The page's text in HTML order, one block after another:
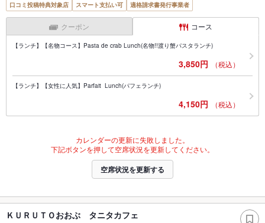
口コミ投稿特典対象店 スマート支払い可 適格請求書発行事業者
クーポン コース
【ランチ】【名物コース】Pasta de crab Lunch(名物!!渡り蟹パスタランチ)
3,850円 （税込）
【ランチ】【女性に人気】Parfait Lunch(パフェランチ)
4,150円 （税込）
カレンダーの更新に失敗しました。
下記ボタンを押して空席状況を更新してください。
空席状況を更新する
ＫＵＲＵＴＯおおぶ タニタカフェ